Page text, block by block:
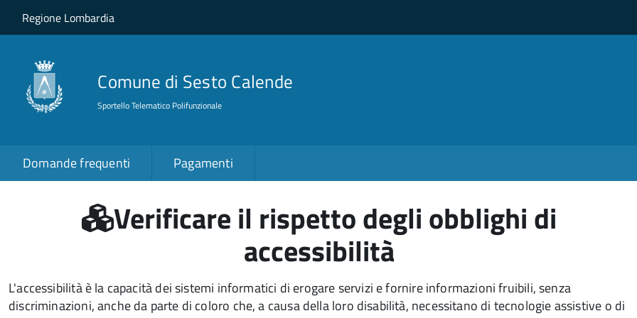
Salta al contenuto principale
Skip to site navigation
Regione Lombardia
Comune di Sesto Calende
Sportello Telematico Polifunzionale
Domande frequenti Pagamenti
Verificare il rispetto degli obblighi di
accessibilità
L'accessibilità è la capacità dei sistemi informatici di erogare servizi e fornire informazioni fruibili, senza
discriminazioni, anche da parte di coloro che, a causa della loro disabilità, necessitano di tecnologie assistive o di